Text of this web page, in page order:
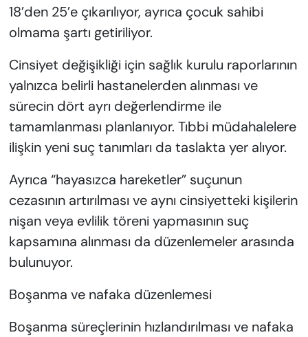
18’den 25’e çıkarılıyor, ayrıca çocuk sahibi
olmama şartı getiriliyor.
Cinsiyet değişikliği için sağlık kurulu raporlarının
yalnızca belirli hastanelerden alınması ve
sürecin dört ayrı değerlendirme ile
tamamlanması planlanıyor. Tıbbi müdahalelere
ilişkin yeni suç tanımları da taslakta yer alıyor.
Ayrıca “hayasızca hareketler” suçunun
cezasının artırılması ve aynı cinsiyetteki kişilerin
nişan veya evlilik töreni yapmasının suç
kapsamına alınması da düzenlemeler arasında
bulunuyor.
Boşanma ve nafaka düzenlemesi
Boşanma süreçlerinin hızlandırılması ve nafaka